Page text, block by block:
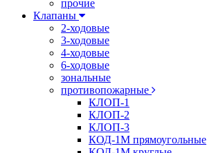
прочие
Клапаны
2-ходовые
3-ходовые
4-ходовые
6-ходовые
зональные
противопожарные
КЛОП-1
КЛОП-2
КЛОП-3
КОД-1М прямоугольные